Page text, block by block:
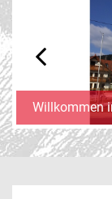
Willkommen